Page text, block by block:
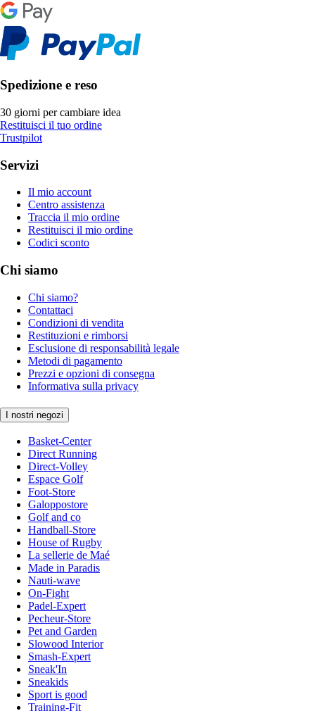
Spedizione e reso
30 giorni per cambiare idea
Restituisci il tuo ordine
Trustpilot
Servizi
Il mio account
Centro assistenza
Traccia il mio ordine
Restituisci il mio ordine
Codici sconto
Chi siamo
Chi siamo?
Contattaci
Condizioni di vendita
Restituzioni e rimborsi
Esclusione di responsabilità legale
Metodi di pagamento
Prezzi e opzioni di consegna
Informativa sulla privacy
I nostri negozi
Basket-Center
Direct Running
Direct-Volley
Espace Golf
Foot-Store
Galoppostore
Golf and co
Handball-Store
House of Rugby
La sellerie de Maé
Made in Paradis
Nauti-wave
On-Fight
Padel-Expert
Pecheur-Store
Pet and Garden
Slowood Interior
Smash-Expert
Sneak'In
Sneakids
Sport is good
Training-Fit